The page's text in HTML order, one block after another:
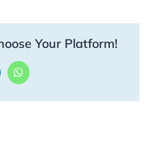
Your Platform!
WhatsApp